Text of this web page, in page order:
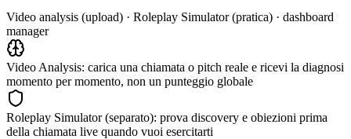
Video analysis (upload) · Roleplay Simulator (pratica) · dashboard
manager
Video Analysis: carica una chiamata o pitch reale e ricevi la diagnosi
momento per momento, non un punteggio globale
Roleplay Simulator (separato): prova discovery e obiezioni prima
della chiamata live quando vuoi esercitarti